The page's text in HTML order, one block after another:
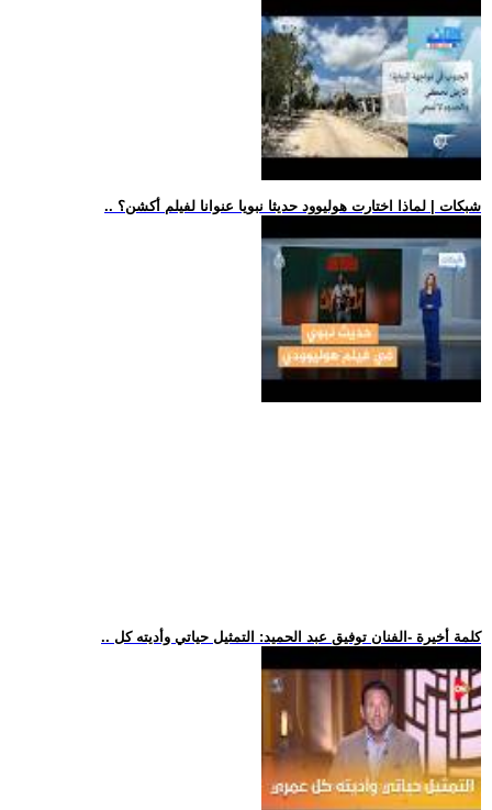
.. شبكات | لماذا اختارت هوليوود حديثا نبويا عنوانا لفيلم أكشن؟
.. كلمة أخيرة -الفنان توفيق عبد الحميد: التمثيل حياتي وأديته كل